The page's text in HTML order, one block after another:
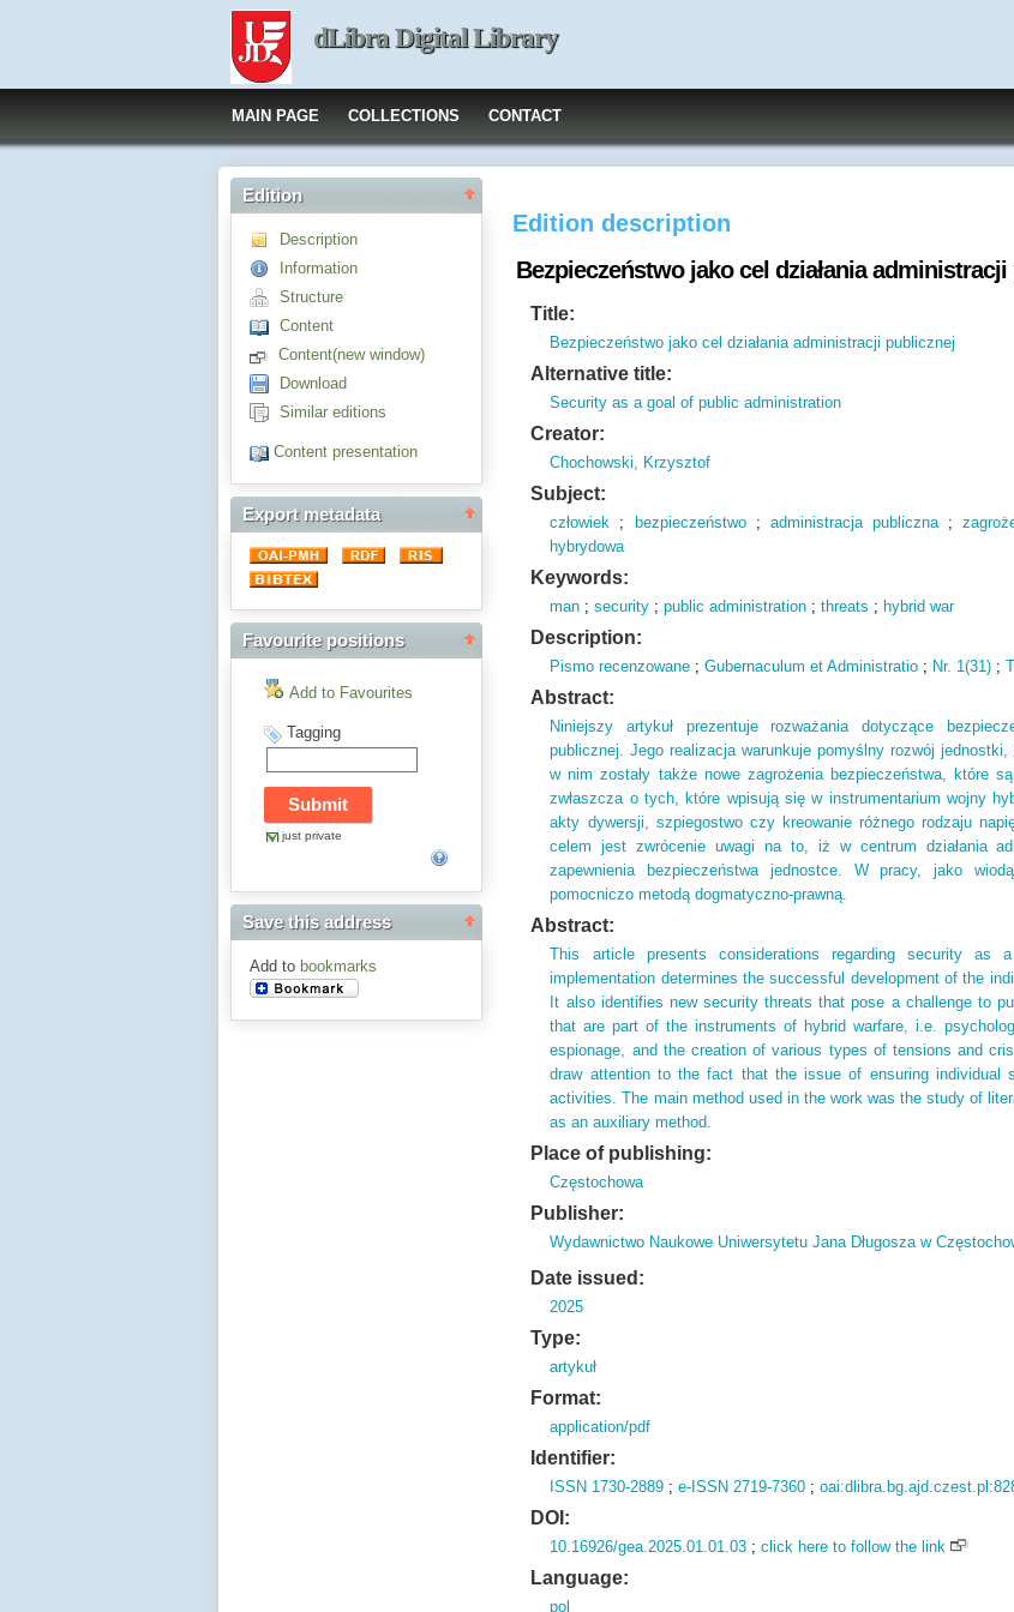
dLibra Digital Library
MAIN PAGE COLLECTIONS CONTACT
Edition
Description
Information
Structure
Content
Content(new window)
Download
Similar editions
Content presentation
Export metadata
Favourite positions
Add to Favourites
Tagging
just private
Save this address
Add to bookmarks
Edition description
Bezpieczeństwo jako cel działania
Title:
Bezpieczeństwo jako cel działania administracji publicznej
Alternative title:
Security as a goal of public administration
Creator:
Chochowski, Krzysztof
Subject:
człowiek ; bezpieczeństwo; administracja publiczna;
hybrydowa
Keywords:
man ;security ;public administration ;threats ; hybrid war
Description:
Pismo recenzowane ;Gubernaculum et Administratio ; Nr. 1(31) ;
Abstract:
Niniejszy artykuł prezentuje rozważania dotyczące
publicznej. Jego realizacja warunkuje pomyślny rozwój
w nim zostały także nowe zagrożenia bezpieczeństwa, które
zwłaszcza o tych, które wpisują się w instrumentarium wojny
akty dywersji, szpiegostwo czy kreowanie różnego rodzaju
celem jest zwrócenie uwagi na to, iż w centrum działania
zapewnienia bezpieczeństwa jednostce. W pracy, jako
pomocniczo metodą dogmatyczno-prawną.
Abstract:
This article presents considerations regarding security as
implementation determines the successful development of the
It also identifies new security threats that pose a challenge to
that are part of the instruments of hybrid warfare, i.e.
espionage, and the creation of various types of tensions and
draw attention to the fact that the issue of ensuring
activities. The main method used in the work was the study of
as an auxiliary method.
Place of publishing:
Częstochowa
Publisher:
Wydawnictwo Naukowe Uniwersytetu Jana Długosza w
Date issued:
2025
Type:
artykuł
Format:
application/pdf
Identifier:
ISSN 1730-2889 ;e-ISSN 2719-7360 ;
DOI:
10.16926/gea.2025.01.01.03 ;click here to follow the link
Language:
pol